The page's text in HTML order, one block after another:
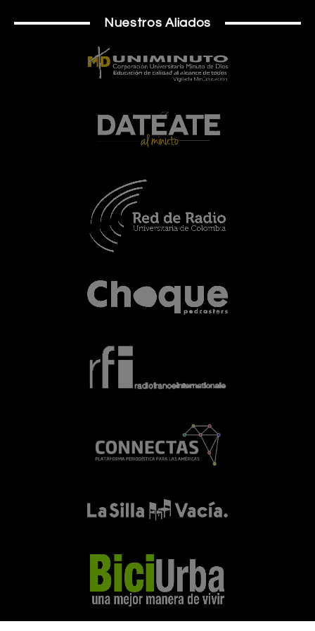
Nuestros Aliados